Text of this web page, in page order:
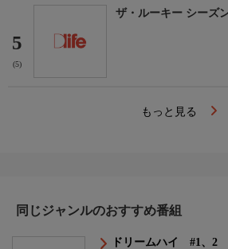
5
(5)
ザ・ルーキー シーズ
もっと見る
同じジャンルのおすすめ番組
ドリームハイ #1、2